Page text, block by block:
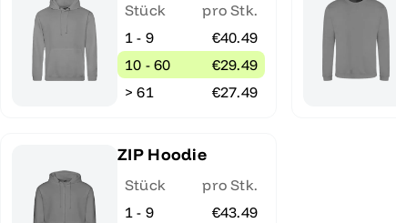
Stück
pro Stk.
1 - 9
€40.49
10 - 60
€29.49
> 61
€27.49
ZIP Hoodie
Stück
pro Stk.
1 - 9
€43.49